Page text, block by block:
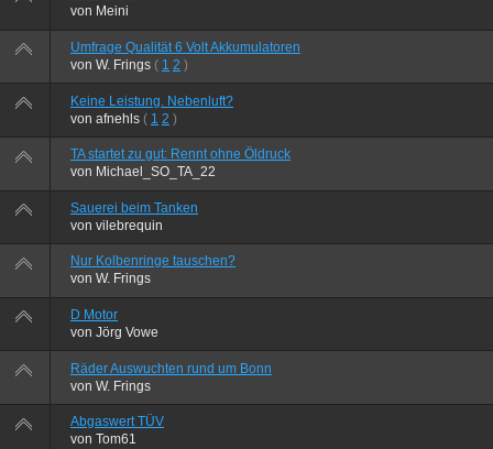
von Meini
Umfrage Qualität 6 Volt Akkumulatoren
von W. Frings ( 1 2 )
Keine Leistung. Nebenluft?
von afnehls ( 1 2 )
TA startet zu gut: Rennt ohne Öldruck
von Michael_SO_TA_22
Sauerei beim Tanken
von vilebrequin
Nur Kolbenringe tauschen?
von W. Frings
D Motor
von Jörg Vowe
Räder Auswuchten rund um Bonn
von W. Frings
Abgaswert TÜV
von Tom61